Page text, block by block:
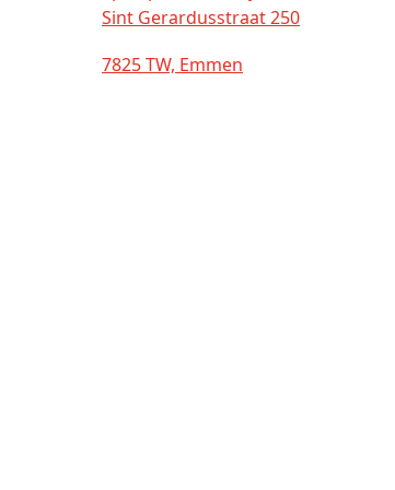
Sint Gerardusstraat 250
7825 TW, Emmen